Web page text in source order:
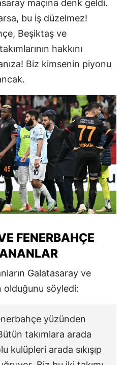
maçına denk geldi.
bu iş düzelmez!
Beşiktaş ve
hakkını
Biz kimsenin piyonu
FENERBAHÇE
Galatasaray ve
olduğunu söyledi:
yüzünden
takımlara arada
kulüpleri arada sıkışıp